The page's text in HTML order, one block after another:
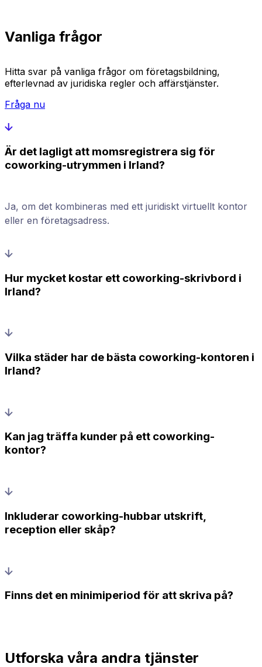
Vanliga frågor
Hitta svar på vanliga frågor om företagsbildning,
efterlevnad av juridiska regler och affärstjänster.
Fråga nu
Är det lagligt att momsregistrera sig för
coworking-utrymmen i Irland?
Ja, om det kombineras med ett juridiskt virtuellt kontor
eller en företagsadress.
Hur mycket kostar ett coworking-skrivbord i
Irland?
Vilka städer har de bästa coworking-kontoren i
Irland?
Kan jag träffa kunder på ett coworking-
kontor?
Inkluderar coworking-hubbar utskrift,
reception eller skåp?
Finns det en minimiperiod för att skriva på?
Utforska våra andra tjänster